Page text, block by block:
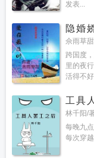
发表...
隐婚
佘雨草
跨国度
里的夜
活得不
工具
林千阳/
每晚九
每次穿